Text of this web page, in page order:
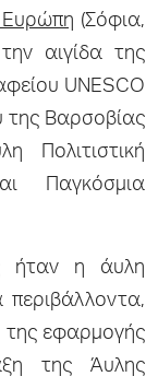
Ευρώπη (Σόφια,
αιγίδα της
UNESCO
της Βαρσοβίας
Παγκόσμια
ήταν η άυλη
περιβάλλοντα,
της εφαρμογής
της Άυλης